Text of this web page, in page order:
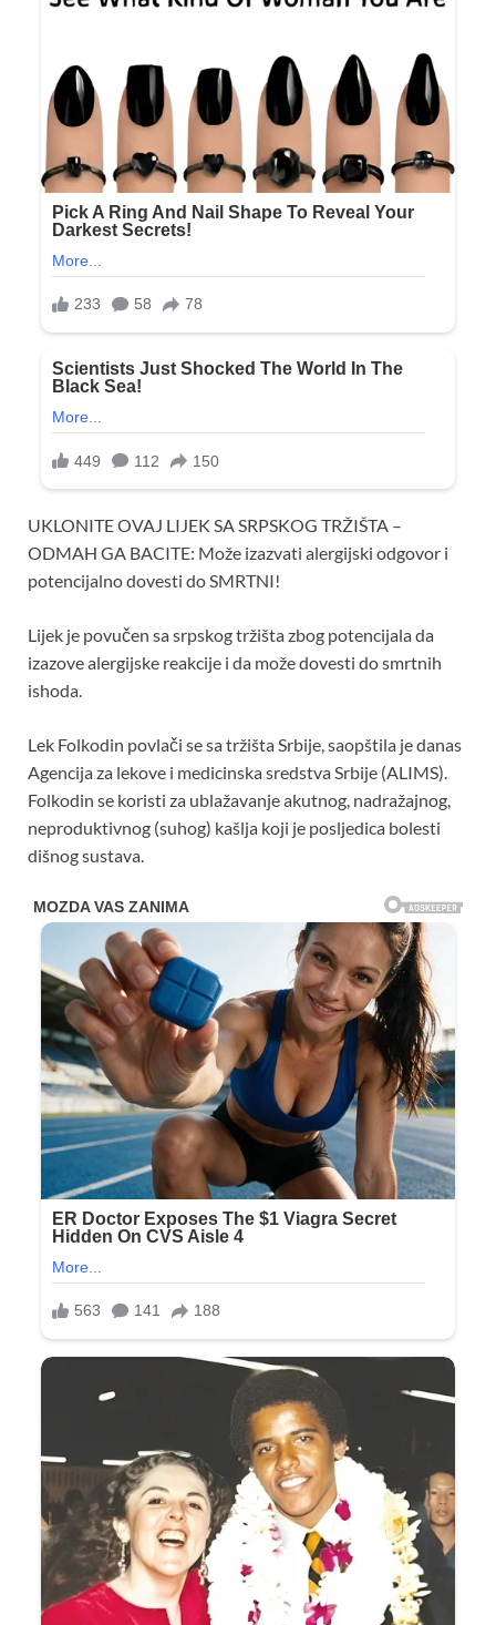
UKLONITE OVAJ LIJEK SA SRPSKOG TRŽIŠTA –
ODMAH GA BACITE: Može izazvati alergijski odgovor i
potencijalno dovesti do SMRTNI!
Lijek je povučen sa srpskog tržišta zbog potencijala da
izazove alergijske reakcije i da može dovesti do smrtnih
ishoda.
Lek Folkodin povlači se sa tržišta Srbije, saopštila je danas
Agencija za lekove i medicinska sredstva Srbije (ALIMS).
Folkodin se koristi za ublažavanje akutnog, nadražajnog,
neproduktivnog (suhog) kašlja koji je posljedica bolesti
dišnog sustava.